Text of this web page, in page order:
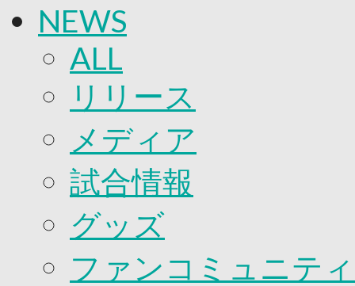
2026/27
練習見学時のファンサービスについて
奈良クラブ明治安田J3リーグ2026/27シーズン試
奈良クラブ明治安田Ｊ3リーグ 2026/27シーズン
観戦ルール＆マナー
FANCOMMUNITY
2026/27ファンコミュニティ
サポートショップ
オフィシャルストア（実店舗）
オンラインストア
ACADEMY
アカデミーについて
プロジェクト
コーチ&スタッフ
ジュニア
NEWS
ALL
リリース
メディア
試合情報
グッズ
ファンコミュニティ